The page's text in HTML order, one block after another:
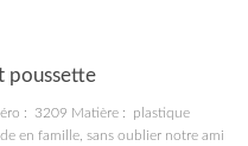
poussette
: 3209 Matière : plastique
en famille, sans oublier notre ami